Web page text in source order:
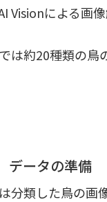
Visionによる画
は約20種類の鳥
データの準備
分類した鳥の画